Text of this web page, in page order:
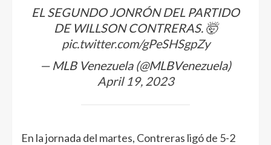
EL SEGUNDO JONRÓN DEL PARTIDO
DE WILLSON CONTRERAS. 🤯
pic.twitter.com/gPeSHSgpZy
— MLB Venezuela (@MLBVenezuela)
April 19, 2023
En la jornada del martes, Contreras ligó de 5-2